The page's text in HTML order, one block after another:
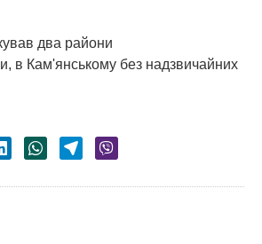
два райони
в Кам'янському без надзвичайних